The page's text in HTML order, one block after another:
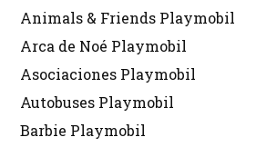
Animals & Friends Playmobil
Arca de Noé Playmobil
Asociaciones Playmobil
Autobuses Playmobil
Barbie Playmobil